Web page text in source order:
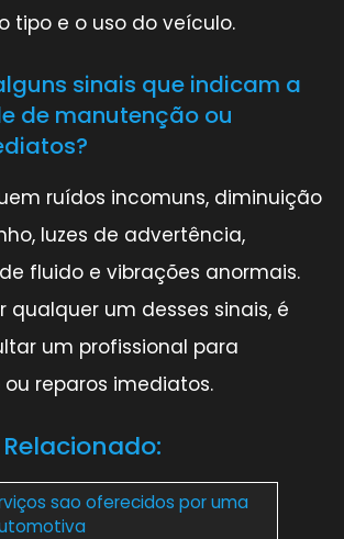
tipo e o uso do veículo.
sinais que indicam a
de manutenção ou
ruídos incomuns, diminuição
luzes de advertência,
fluido e vibrações anormais.
qualquer um desses sinais, é
um profissional para
reparos imediatos.
sao oferecidos por uma